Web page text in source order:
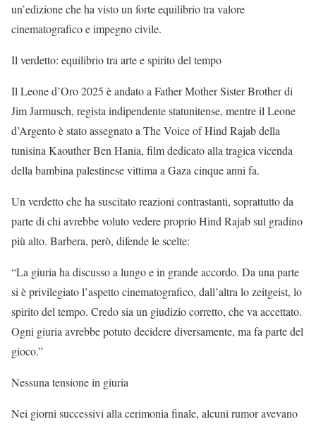
un’edizione che ha visto un forte equilibrio tra valore
cinematografico e impegno civile.
Il verdetto: equilibrio tra arte e spirito del tempo
Il Leone d’Oro 2025 è andato a Father Mother Sister Brother di
Jim Jarmusch, regista indipendente statunitense, mentre il Leone
d’Argento è stato assegnato a The Voice of Hind Rajab della
tunisina Kaouther Ben Hania, film dedicato alla tragica vicenda
della bambina palestinese vittima a Gaza cinque anni fa.
Un verdetto che ha suscitato reazioni contrastanti, soprattutto da
parte di chi avrebbe voluto vedere proprio Hind Rajab sul gradino
più alto. Barbera, però, difende le scelte:
“La giuria ha discusso a lungo e in grande accordo. Da una parte
si è privilegiato l’aspetto cinematografico, dall’altra lo zeitgeist, lo
spirito del tempo. Credo sia un giudizio corretto, che va accettato.
Ogni giuria avrebbe potuto decidere diversamente, ma fa parte del
gioco.”
Nessuna tensione in giuria
Nei giorni successivi alla cerimonia finale, alcuni rumor avevano